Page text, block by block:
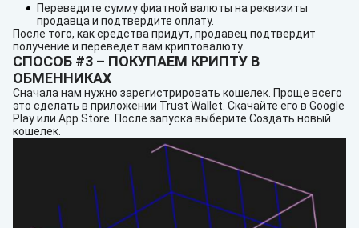
Переведите сумму фиатной валюты на реквизиты
продавца и подтвердите оплату.
После того, как средства придут, продавец подтвердит
получение и переведет вам криптовалюту.
СПОСОБ #3 – ПОКУПАЕМ КРИПТУ В
ОБМЕННИКАХ
Сначала нам нужно зарегистрировать кошелек. Проще всего
это сделать в приложении Trust Wallet. Скачайте его в Google
Play или App Store. После запуска выберите Создать новый
кошелек.